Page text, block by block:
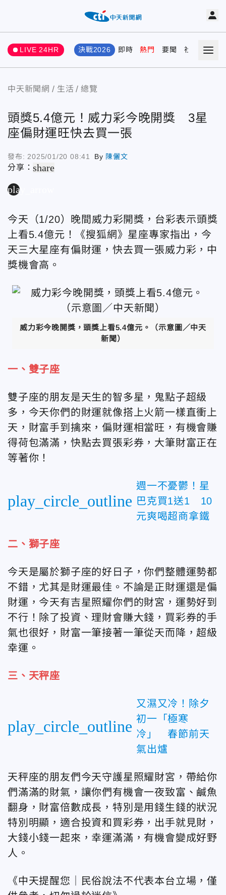
LIVE 24HR 決戰2026 即時 熱門 要聞 社會 娛樂
中天新聞網 生活 總覽
頭獎5.4億元！威力彩今晚開獎 3星
座偏財運旺快去買一張
發布: 2025/01/20 08:41 By 陳儷文
分享：share
play_arrow
今天（1/20）晚間威力彩開獎，台彩表示頭獎
上看5.4億元！《搜狐網》星座專家指出，今
天三大星座有偏財運，快去買一張威力彩，中
獎機會高。
威力彩今晚開獎，頭獎上看5.4億元。（示意圖／中天
新聞）
一、雙子座
雙子座的朋友是天生的智多星，鬼點子超級
多，今天你們的財運就像搭上火箭一樣直衝上
天，財富手到擒來，偏財運相當旺，有機會賺
得荷包滿滿，快點去買張彩券，大筆財富正在
等著你！
play_circle_outline
週一不憂鬱！星
巴克買1送1 10
元爽喝超商拿鐵
二、獅子座
今天是屬於獅子座的好日子，你們整體運勢都
不錯，尤其是財運最佳。不論是正財運還是偏
財運，今天有吉星照耀你們的財宮，運勢好到
不行！除了投資、理財會賺大錢，買彩券的手
氣也很好，財富一筆接著一筆從天而降，超級
幸運。
三、天秤座
play_circle_outline
又濕又冷！除夕
初一「極寒
冷」 春節前天
氣出爐
天秤座的朋友們今天守護星照耀財宮，帶給你
們滿滿的財氣，讓你們有機會一夜致富、鹹魚
翻身，財富倍數成長，特別是用錢生錢的狀況
特別明顯，適合投資和買彩券，出手就見財，
大錢小錢一起來，幸運滿滿，有機會變成好野
人。
《中天提醒您｜民俗說法不代表本台立場，僅